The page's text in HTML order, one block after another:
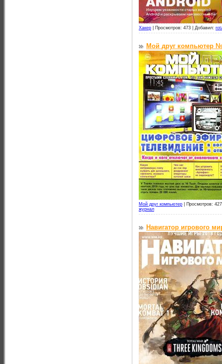
Хакер Просмотров: 473 | Добавил:
Мой друг компьютер
Мой друг компьютер
Просмотров:
журнал
Навигатор игрового